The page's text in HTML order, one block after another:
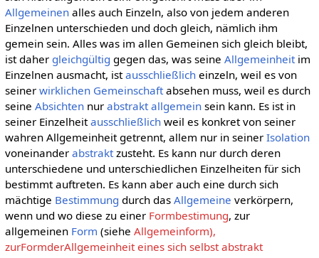
Allgemeinenalles auch Einzeln, also von jedem anderen
Einzelnen unterschieden und doch gleich, nämlich ihm
gemein sein. Alles was im allen Gemeinen sich gleich bleibt,
ist daher gleichgültig gegen das, was seine Allgemeinheitim
Einzelnen ausmacht, istausschließlicheinzeln, weil es von
seiner wirklichen Gemeinschaftabsehen muss, weil es durch
seine Absichtennur abstrakt allgemeinsein kann. Es ist in
seiner Einzelheitausschließlichweil es konkret von seiner
wahren Allgemeinheit getrennt, allem nur in seiner Isolation
voneinander abstraktzusteht. Es kann nur durch deren
unterschiedene und unterschiedlichen Einzelheiten für sich
bestimmt auftreten. Es kann aber auch eine durch sich
mächtige Bestimmung durch das Allgemeine verkörpern,
wenn und wo diese zu einer Formbestimung, zur
allgemeinen Form (siehe Allgemeinform),
zurFormderAllgemeinheit eines sich selbst abstrakt